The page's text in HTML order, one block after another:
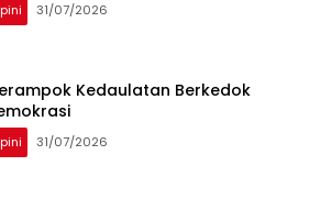
31/07/2026
Kedaulatan Berkedok
31/07/2026